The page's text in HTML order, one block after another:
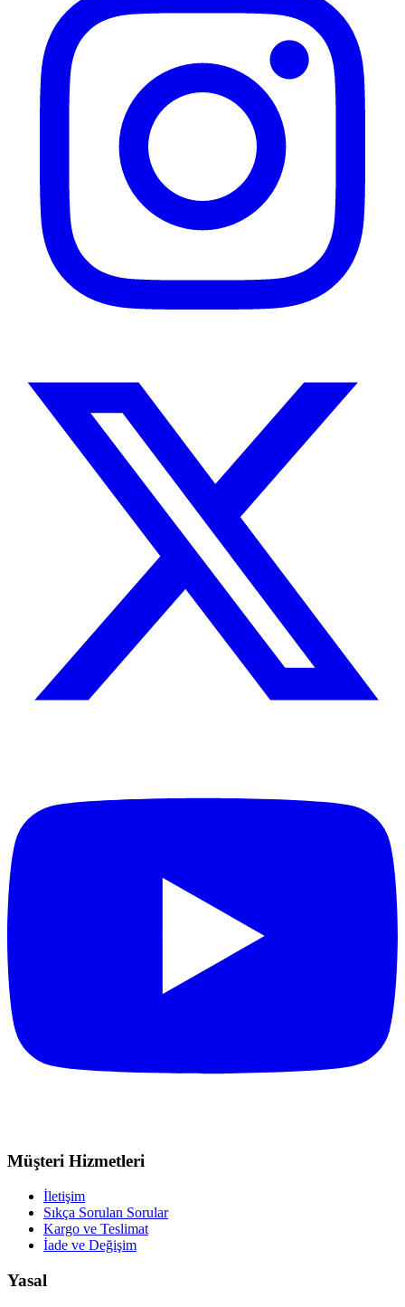
Müşteri Hizmetleri
İletişim
Sıkça Sorulan Sorular
Kargo ve Teslimat
İade ve Değişim
Yasal